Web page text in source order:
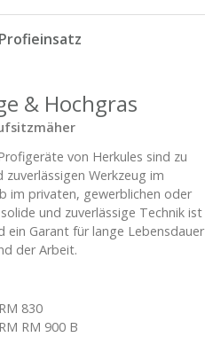
& Hochgras
von Herkules sind zu
Werkzeug im
im privaten, gewerblichen oder
und zuverlässige Technik ist
ein Garant für lange Lebensdauer
der Arbeit.
830
RM 900 B